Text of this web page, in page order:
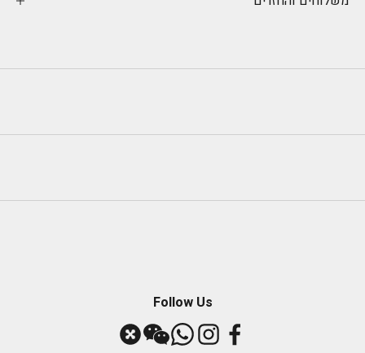
Follow Us